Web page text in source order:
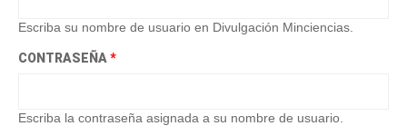
Escriba su nombre de usuario en Divulgación Minciencias.
CONTRASEÑA *
Escriba la contraseña asignada a su nombre de usuario.